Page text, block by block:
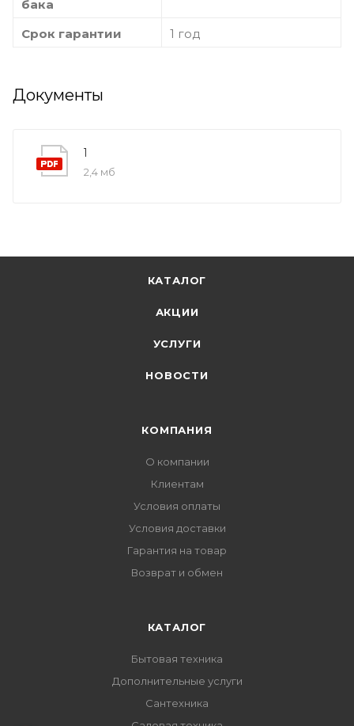
бака
Срок гарантии 1 год
Документы
1
2,4 мб
КАТАЛОГ
АКЦИИ
УСЛУГИ
НОВОСТИ
КОМПАНИЯ
О компании
Клиентам
Условия оплаты
Условия доставки
Гарантия на товар
Возврат и обмен
КАТАЛОГ
Бытовая техника
Дополнительные услуги
Сантехника